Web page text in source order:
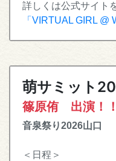
詳しくは公式サイト
「VIRTUAL GIRL @
萌サミット
篠原侑 出演！！
音泉祭り2026山口
＜日程＞